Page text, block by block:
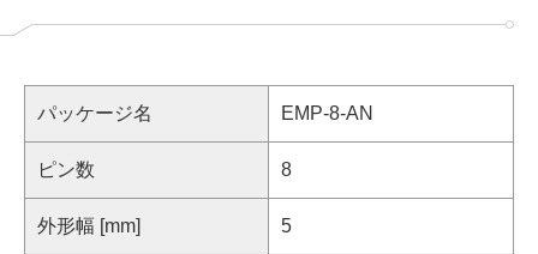
パッケージ名 EMP-8-AN
ピン数 8
外形幅 [mm] 5